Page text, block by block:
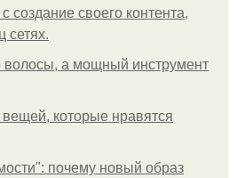
создание своего контента,
сетях.
волосы, а мощный инструмент
которые нравятся
почему новый образ